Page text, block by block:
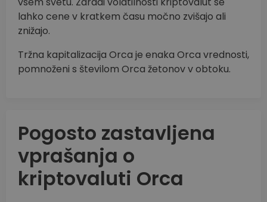
lahko cene v kratkem času močno zvišajo ali
znižajo.
Tržna kapitalizacija Orca je enaka Orca vrednosti,
pomnoženi s številom Orca žetonov v obtoku.
Pogosto zastavljena
vprašanja o
kriptovaluti Orca